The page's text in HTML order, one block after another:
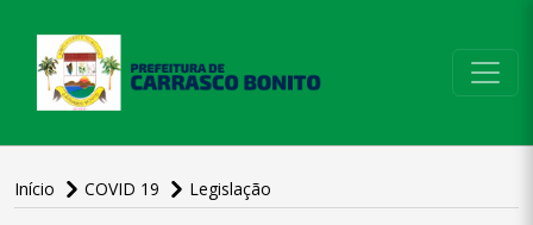
Início COVID 19
Legislação
conteúdo